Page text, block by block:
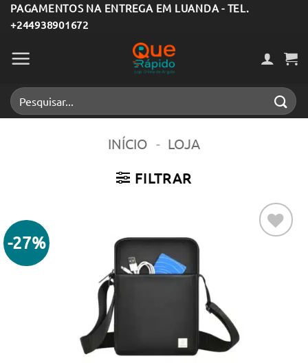
Skip
to
content
PAGAMENTOS NA ENTREGA EM LUANDA - TEL.
+244938901672
Pesquisar
por:
INÍCIO - LOJA
FILTRAR
-27%